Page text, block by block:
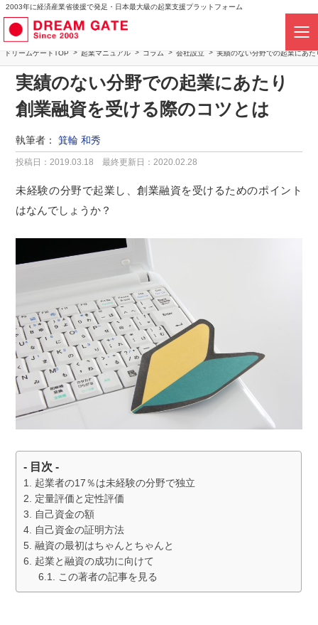
2003年に経済産業省後援で発足・日本最大級の起業支援プラットフォーム
ドリームゲートTOP 起業マニュアル コラム 会社設立 実績のない分野での起業にあ
実績のない分野での起業にあたり
創業融資を受ける際のコツとは
執筆者：箕輪 和秀
投稿日：2019.03.18 最終更新日：2020.02.28
未経験の分野で起業し、創業融資を受けるためのポイント
はなんでしょうか？
- 目次 -
起業者の17％は未経験の分野で独立
定量評価と定性評価
自己資金の額
自己資金の証明方法
融資の最初はちゃんとちゃんと
起業と融資の成功に向けて
この著者の記事を見る